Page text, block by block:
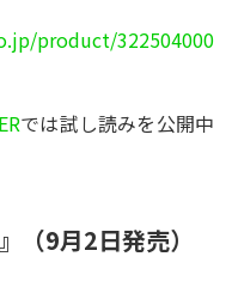
product/322504000
では試し読みを公開中
（9月2日発売）